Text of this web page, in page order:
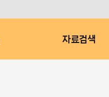
자료검색